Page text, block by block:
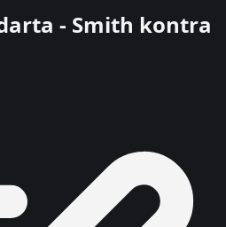
- Smith kontra